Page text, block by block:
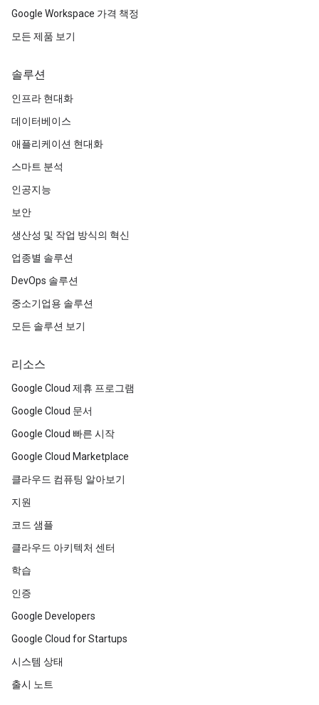
Google Workspace 가격 책정
모든 제품 보기
솔루션
인프라 현대화
데이터베이스
애플리케이션 현대화
스마트 분석
인공지능
보안
생산성 및 작업 방식의 혁신
업종별 솔루션
DevOps 솔루션
중소기업용 솔루션
모든 솔루션 보기
리소스
Google Cloud 제휴 프로그램
Google Cloud 문서
Google Cloud 빠른 시작
Google Cloud Marketplace
클라우드 컴퓨팅 알아보기
지원
코드 샘플
클라우드 아키텍처 센터
학습
인증
Google Developers
Google Cloud for Startups
시스템 상태
출시 노트